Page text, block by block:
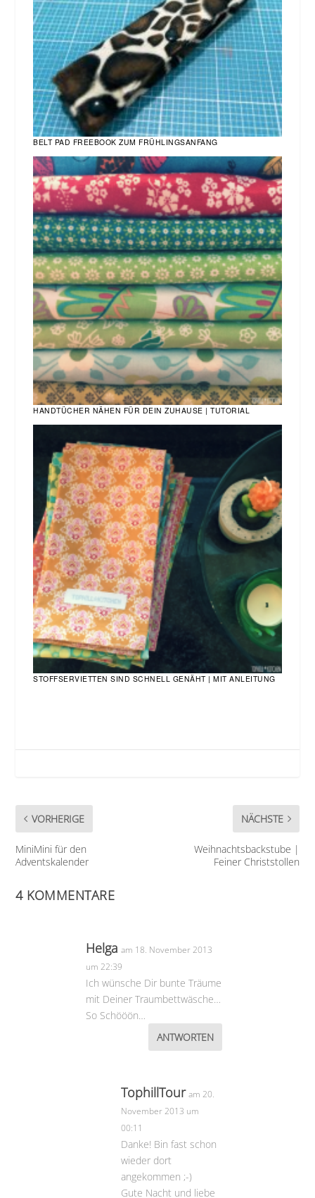
BELT PAD FREEBOOK ZUM FRÜHLINGSANFANG
HANDTÜCHER NÄHEN FÜR DEIN ZUHAUSE | TUTORIAL
STOFFSERVIETTEN SIND SCHNELL GENÄHT | MIT ANLEITUNG
VORHERIGE
MiniMini für den
Adventskalender
NÄCHSTE
Weihnachtsbackstube |
Feiner Christstollen
4 KOMMENTARE
Helga am 18. November 2013
um 22:39
Ich wünsche Dir bunte Träume
mit Deiner Traumbettwäsche…
So Schööön…
ANTWORTEN
TophillTour am 20.
November 2013 um
00:11
Danke! Bin fast schon
wieder dort
angekommen ;-)
Gute Nacht und liebe